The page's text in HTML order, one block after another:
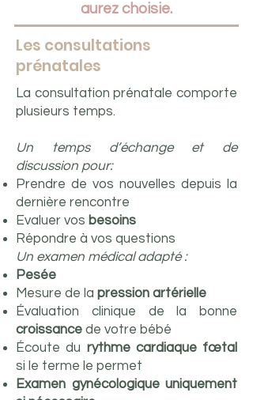
aurez choisie.
Les consultations
prénatales
La consultation prénatale comporte
plusieurs temps.
Un temps d’échange et de
discussion pour:
Prendre de vos nouvelles depuis la
dernière rencontre
Evaluer vos besoins
Répondre à vos questions
Un examen médical adapté :
Pesée
Mesure de la pression artérielle
Évaluation clinique de la bonne
croissance de votre bébé
Écoute du rythme cardiaque fœtal
si le terme le permet
Examen gynécologique uniquement